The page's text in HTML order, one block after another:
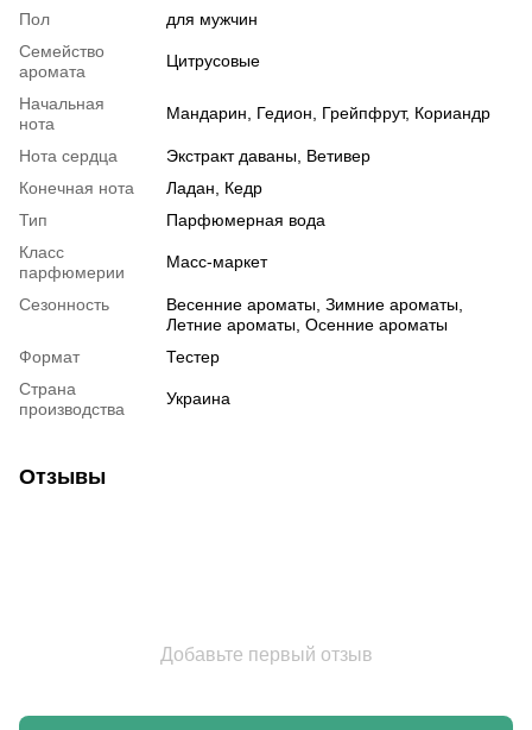
Пол
для мужчин
Семейство
аромата
Цитрусовые
Начальная
нота
Мандарин, Гедион, Грейпфрут, Кориандр
Нота сердца
Экстракт даваны, Ветивер
Конечная нота
Ладан, Кедр
Тип
Парфюмерная вода
Класс
парфюмерии
Масс-маркет
Сезонность
Весенние ароматы, Зимние ароматы,
Летние ароматы, Осенние ароматы
Формат
Тестер
Страна
производства
Украина
Отзывы
Добавьте первый отзыв